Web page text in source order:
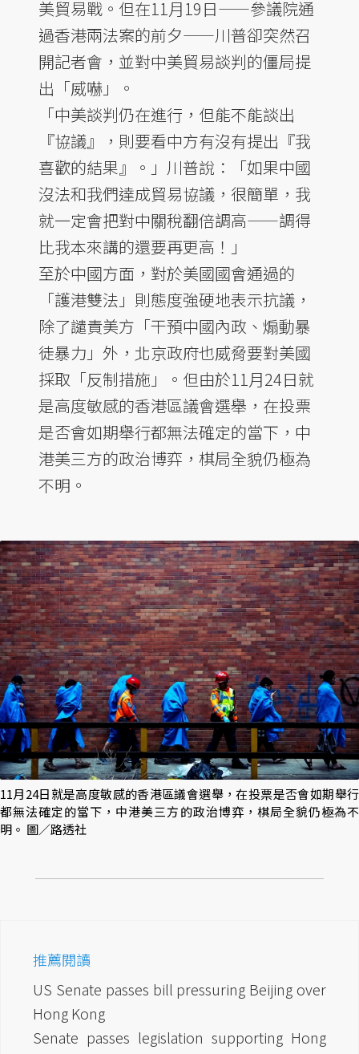
美貿易戰。但在11月19日——參議院通
過香港兩法案的前夕——川普卻突然召
開記者會，並對中美貿易談判的僵局提
出「威嚇」。
「中美談判仍在進行，但能不能談出
『協議』，則要看中方有沒有提出『我
喜歡的結果』。」川普說：「如果中國
沒法和我們達成貿易協議，很簡單，我
就一定會把對中關稅翻倍調高——調得
比我本來講的還要再更高！」
至於中國方面，對於美國國會通過的
「護港雙法」則態度強硬地表示抗議，
除了譴責美方「干預中國內政、煽動暴
徒暴力」外，北京政府也威脅要對美國
採取「反制措施」。但由於11月24日就
是高度敏感的香港區議會選舉，在投票
是否會如期舉行都無法確定的當下，中
港美三方的政治博弈，棋局全貌仍極為
不明。
11月24日就是高度敏感的香港區議會選舉，在投票是否會如期舉行
都無法確定的當下，中港美三方的政治博弈，棋局全貌仍極為不
明。 圖／路透社
推薦閱讀
US Senate passes bill pressuring Beijing over
Hong Kong
Senate passes legislation supporting Hong